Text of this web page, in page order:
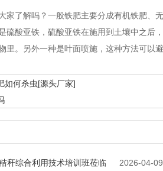
家了解吗？一般铁肥主要分成有机铁肥、
硫酸亚铁，硫酸亚铁在施用到土壤中之后
里。另外一种是叶面喷施，这种方法可以
如何杀虫[源头厂家]
2026-04-09
秆综合利用技术培训班莅临